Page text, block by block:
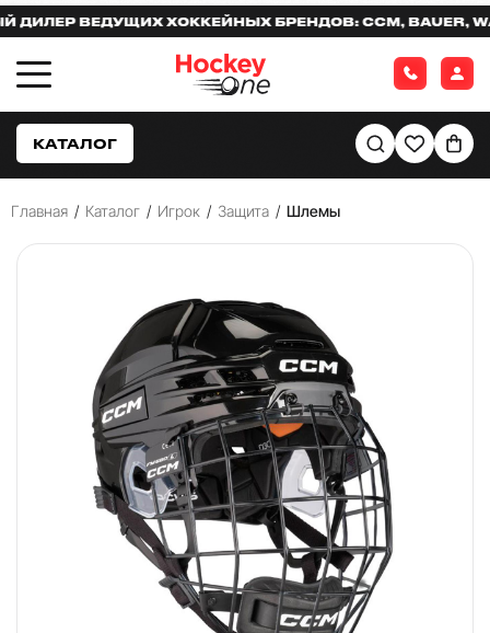
ВЕДУЩИХ ХОККЕЙНЫХ БРЕНДОВ: CCM, BAUER,
КАТАЛОГ
Главная / Каталог / Игрок / Защита / Шлемы